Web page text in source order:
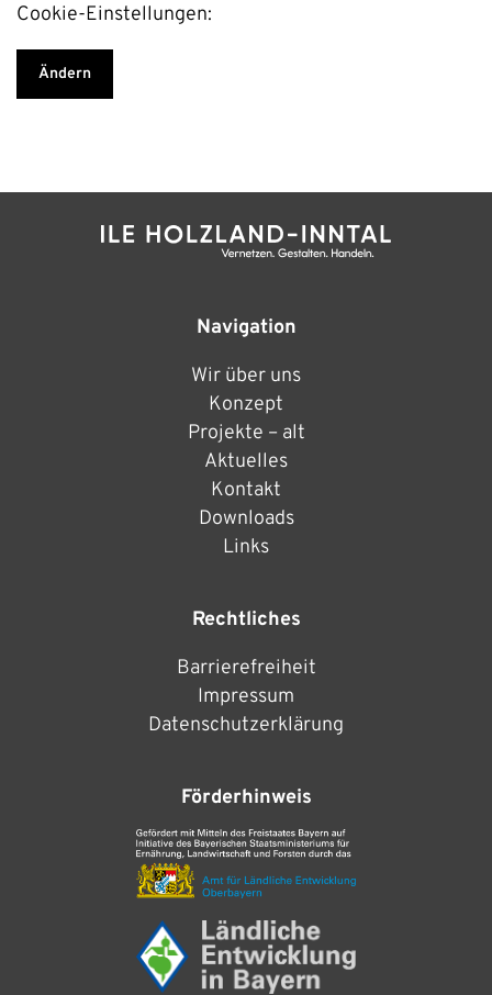
Cookie-Einstellungen:
Ändern
Navigation
Wir über uns
Konzept
Projekte – alt
Aktuelles
Kontakt
Downloads
Links
Rechtliches
Barrierefreiheit
Impressum
Datenschutzerklärung
Förderhinweis